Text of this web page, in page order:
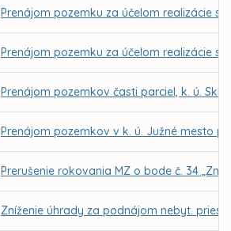
Prenájom pozemku za účelom realizácie
Prenájom pozemku za účelom realizácie
Prenájom pozemkov časti parciel, k. ú.
Prenájom pozemkov v k. ú. Južné mesto
Prerušenie rokovania MZ o bode č. 34
Zníženie úhrady za podnájom nebyt.